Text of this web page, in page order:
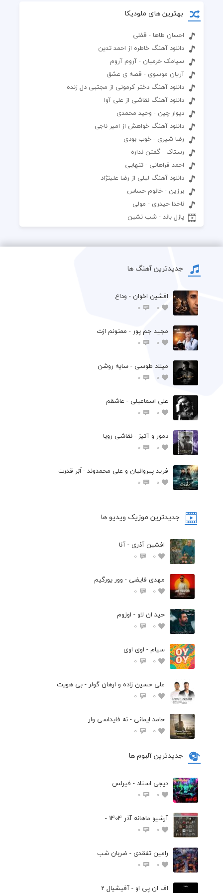
بهترین های ملودیکا
احسان طاها - قفلی
دانلود آهنگ خاطره از احمد تدین
سیامک خرمیان - آروم آروم
آریان موسوی - قصه ی عشق
دانلود آهنگ دختر کرمونی از مجتبی دل زنده
دانلود آهنگ نقاشی از علی آوا
دیوار چین - وحید محمدی
دانلود آهنگ خواهش از امیر ناجی
رضا شیری - خوب بودی
رستاک - گفتن نداره
احمد فراهانی - تنهایی
دانلود آهنگ لیلی از رضا علینژاد
برزین - خانوم حساس
ناخدا حیدری - مولی
پازل باند - شب نشین
جدیدترین آهنگ ها
افشين اخوان - وداع
0
0
مجید جم پور - ممنونم ازت
0
0
میلاد طوسی - سایه روشن
0
0
علی اسماعیلی - عاشقم
0
0
دمور و آتیز - نقاشی رویا
0
0
فرید پیروانیان و علی محمدوند - اَبَر قدرت
0
0
جدیدترین موزیک ویدیو ها
افشین آذری - آنا
0
0
مهدی فایضی - وور یورگیم
0
0
حید ان لاو - اوزوم
0
0
سیام - اوی اوی
0
0
علی حسین زاده و ارهان گولر - بی هویت
0
0
حامد ایمانی - نه فایداسی وار
0
0
جدیدترین آلبوم ها
دیجی استاد - فیرلس
0
0
آرشیو ماهانه آذر 1404 -
0
0
رامین تفقدی - ضربان شب
0
0
اف ان پی او - آفیشیال 2